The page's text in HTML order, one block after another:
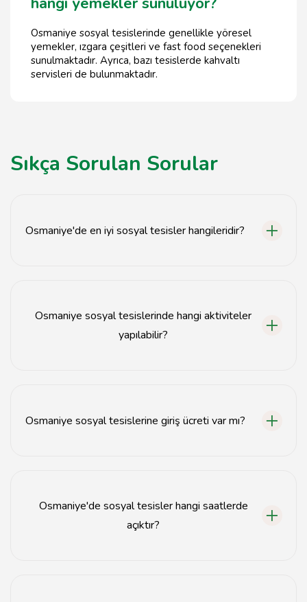
Osmaniye sosyal tesislerinde genellikle yöresel
yemekler, ızgara çeşitleri ve fast food seçenekleri
sunulmaktadır. Ayrıca, bazı tesislerde kahvaltı
servisleri de bulunmaktadır.
Sıkça Sorulan Sorular
Osmaniye'de en iyi sosyal tesisler hangileridir?
Osmaniye sosyal tesislerinde hangi aktiviteler
yapılabilir?
Osmaniye sosyal tesislerine giriş ücreti var mı?
Osmaniye'de sosyal tesisler hangi saatlerde
açıktır?